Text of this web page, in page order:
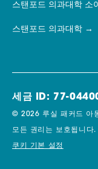
스탠포드 의과대학 소
스탠포드 의과대학
세금 ID: 77-
© 2026 루실 패커드 아
모든 권리는 보호됩니다.
쿠키 기본 설정